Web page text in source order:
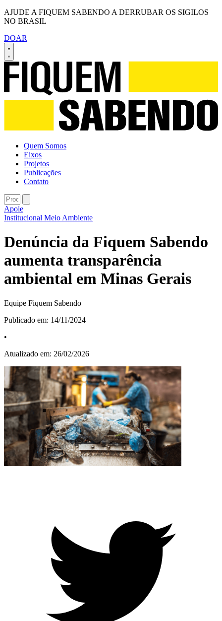
AJUDE A FIQUEM SABENDO A DERRUBAR OS SIGILOS
NO BRASIL
DOAR
Quem Somos
Eixos
Projetos
Publicações
Contato
Apoie
Institucional Meio Ambiente
Denúncia da Fiquem Sabendo
aumenta transparência
ambiental em Minas Gerais
Equipe Fiquem Sabendo
Publicado em: 14/11/2024
•
Atualizado em: 26/02/2026